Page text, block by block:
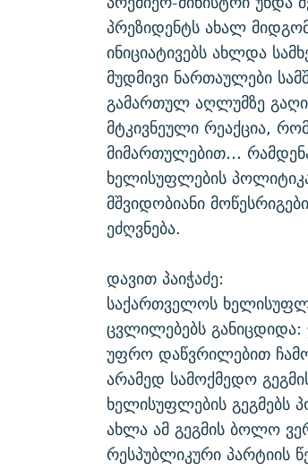
პრეზიდენტს ახალ
ინიციატივებს ახლდა
მუდმივი ნართაულები
გამართულ აღლუმზე
მტკივნეული რეაქცია,
მიმართულებით…
ხელისუფლების
მშვიდობიანი
ეძღვნება.
დავით პაიჭაძე:
საქართველოს
ცვლილებებს
უფრო დაწვრილებით
არამედ სამოქმედო
ხელისუფლების გეგმებს
ახლა ამ გეგმის ბოლო
რესპუბლიკური პარტიის